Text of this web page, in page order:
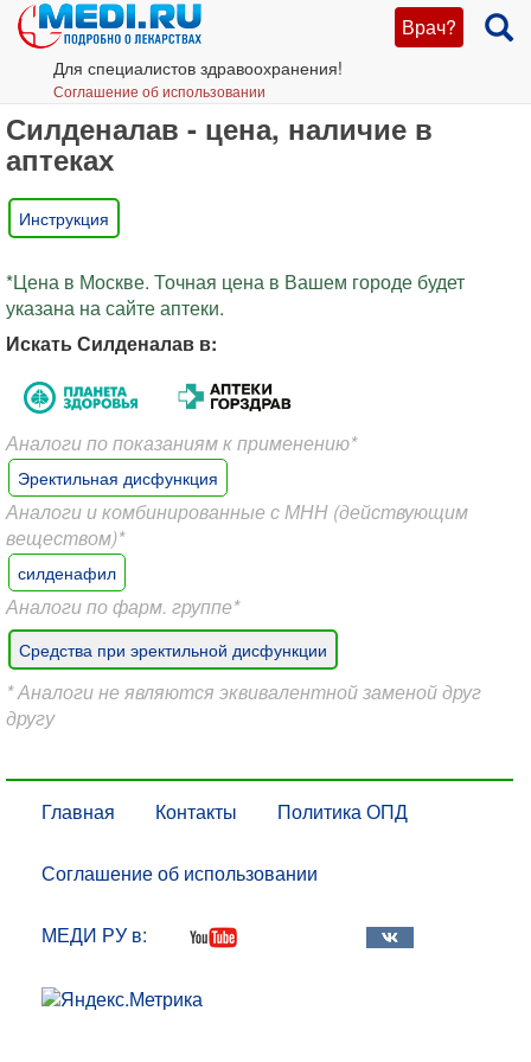
Врач?
Для специалистов здравоохранения!
Соглашение об использовании
Силденалав - цена, наличие в
аптеках
Инструкция
*Цена в Москве. Точная цена в Вашем городе будет
указана на сайте аптеки.
Искать Силденалав в:
Аналоги по показаниям к применению*
Эректильная дисфункция
Аналоги и комбинированные с МНН (действующим
веществом)*
силденафил
Аналоги по фарм. группе*
Средства при эректильной дисфункции
* Аналоги не являются эквивалентной заменой друг
другу
Главная Контакты Политика ОПД
Соглашение об использовании
МЕДИ РУ в: